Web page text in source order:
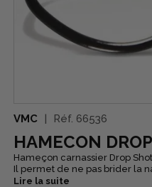
VMC Réf. 66536
HAMECON
Hameçon carnassier Drop
Il permet de ne pas brider la
shot. Hameçon forgé, ultra
Lire la suite